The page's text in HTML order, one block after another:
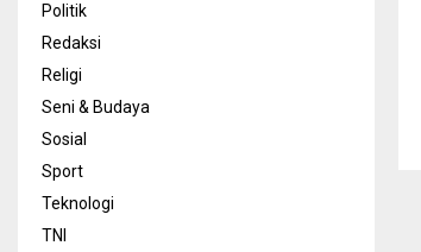
Politik
Redaksi
Religi
Seni & Budaya
Sosial
Sport
Teknologi
TNI